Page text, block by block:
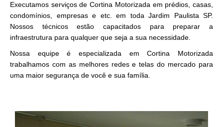
Executamos serviços de Cortina Motorizada em prédios, casas,
condomínios, empresas e etc. em toda Jardim Paulista SP.
Nossos técnicos estão capacitados para preparar a
infraestrutura para qualquer que seja a sua necessidade.
Nossa equipe é especializada em Cortina Motorizada
trabalhamos com as melhores redes e telas do mercado para
uma maior segurança de você e sua família.